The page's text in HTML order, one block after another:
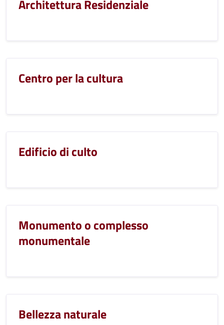
Architettura Residenziale
Centro per la cultura
Edificio di culto
Monumento o complesso
monumentale
Bellezza naturale